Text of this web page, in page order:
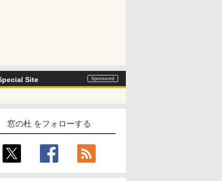
Site
窓の杜 をフォローする